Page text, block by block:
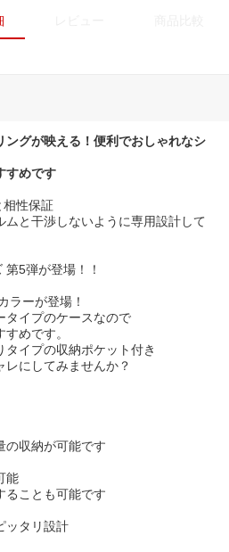
ングが映える！便利でおしゃれなシ
すめです
相性保証
と干渉しないように専用設計して
5弾が登場！！
ラーが登場！
タイプのケースなので
めです。
イプの収納ポケット付き
レにしてみませんか？
の収納が可能です
能
ることも可能です
ッタリ設計